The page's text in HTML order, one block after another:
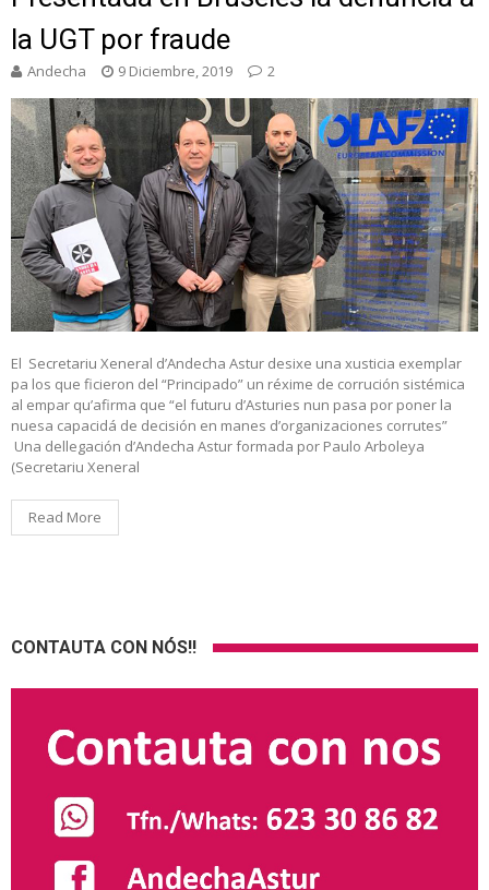
la UGT por fraude
Andecha 9 Diciembre, 2019 2
El Secretariu Xeneral d’Andecha Astur desixe una xusticia exemplar
pa los que ficieron del “Principado” un réxime de corrución sistémica
al empar qu’afirma que “el futuru d’Asturies nun pasa por poner la
nuesa capacidá de decisión en manes d’organizaciones corrutes”
Una dellegación d’Andecha Astur formada por Paulo Arboleya
(Secretariu Xeneral
Read More
CONTAUTA CON NÓS!!